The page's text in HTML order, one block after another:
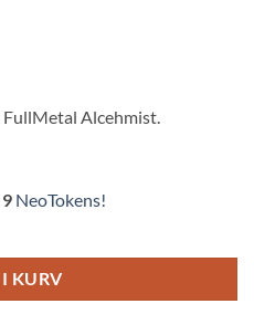
Alcehmist.
9 NeoTokens!
I KURV